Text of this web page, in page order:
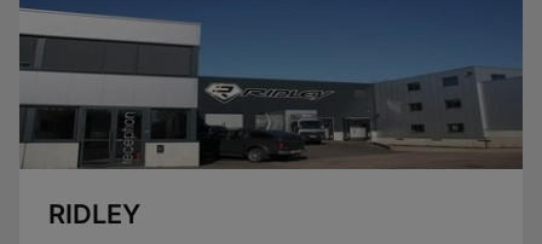
RIDLEY